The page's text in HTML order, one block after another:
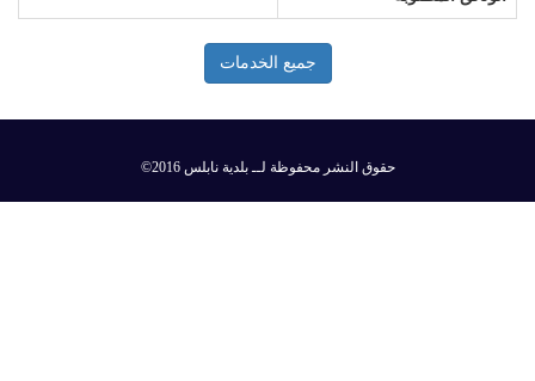
جميع الخدمات
©2016 حقوق النشر محفوظة لــ بلدية نابلس